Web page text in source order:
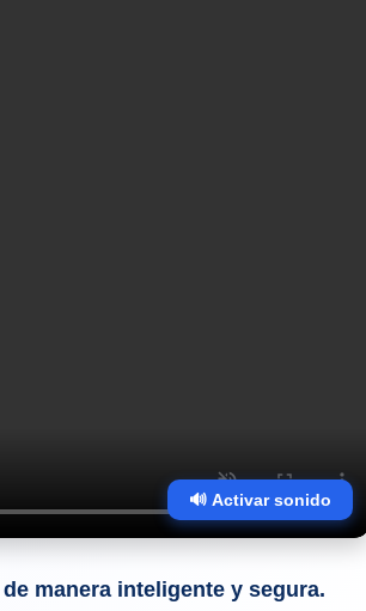
🔊 Activar sonido
manera inteligente y segura.